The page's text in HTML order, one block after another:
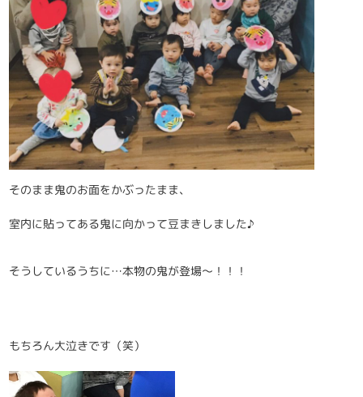
そのまま鬼のお面をかぶったまま、
室内に貼ってある鬼に向かって豆まきしました♪
そうしているうちに…本物の鬼が登場～！！！
もちろん大泣きです（笑）